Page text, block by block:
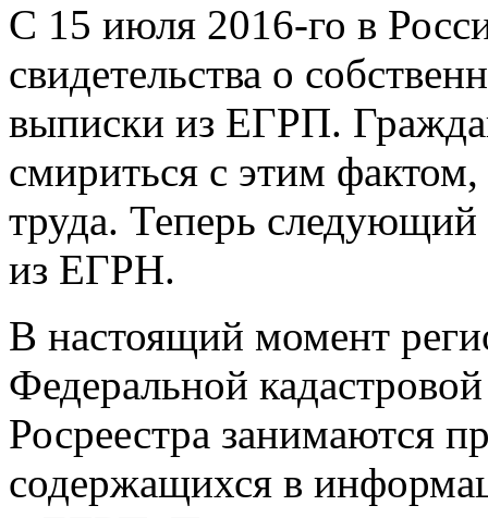
С 15 июля 2016-го в
свидетельства о
выписки из ЕГРП.
смириться с этим
труда. Теперь
из ЕГРН.
В настоящий момент
Федеральной
Росреестра занимаются
содержащихся в